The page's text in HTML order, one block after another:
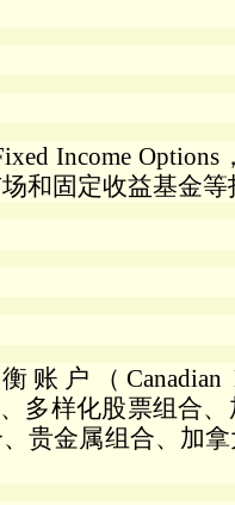
Income Options
和固定收益基金
账户（
多样化股票组合
贵金属组合、加